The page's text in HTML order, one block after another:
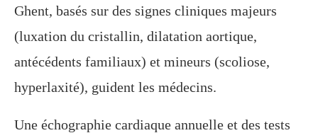
Ghent, basés sur des signes cliniques majeurs
(luxation du cristallin, dilatation aortique,
antécédents familiaux) et mineurs (scoliose,
hyperlaxité), guident les médecins.
Une échographie cardiaque annuelle et des tests